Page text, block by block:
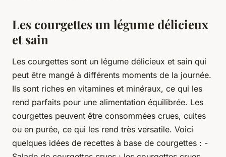
Les courgettes un légume délicieux
et sain
Les courgettes sont un légume délicieux et sain qui
peut être mangé à différents moments de la journée.
Ils sont riches en vitamines et minéraux, ce qui les
rend parfaits pour une alimentation équilibrée. Les
courgettes peuvent être consommées crues, cuites
ou en purée, ce qui les rend très versatile. Voici
quelques idées de recettes à base de courgettes : -